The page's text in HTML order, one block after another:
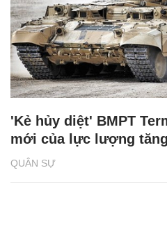
QUÂN SỰ
'Kẻ hủy diệt' BMPT
mới của lực lượng